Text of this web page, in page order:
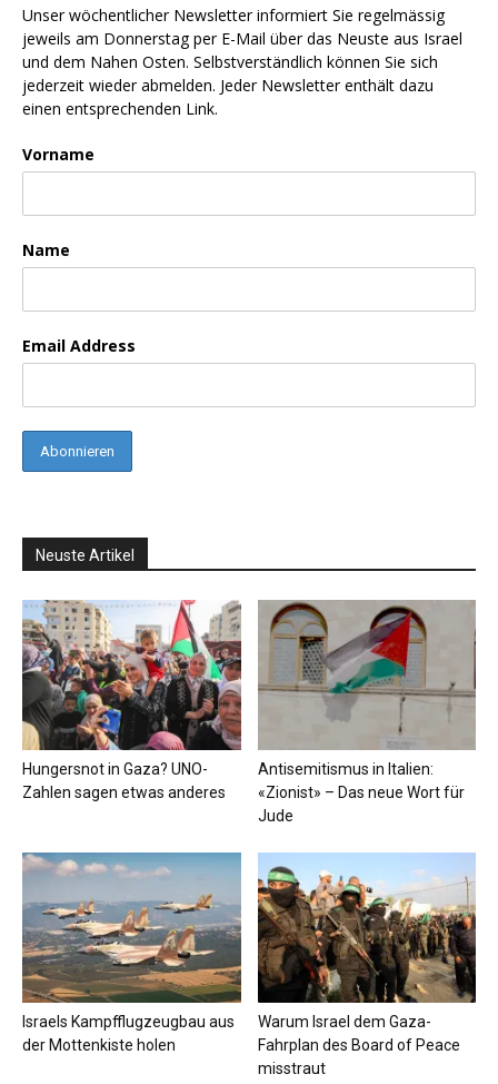
Unser wöchentlicher Newsletter informiert Sie regelmässig
jeweils am Donnerstag per E-Mail über das Neuste aus Israel
und dem Nahen Osten. Selbstverständlich können Sie sich
jederzeit wieder abmelden. Jeder Newsletter enthält dazu
einen entsprechenden Link.
Vorname
Name
Email Address
Neuste Artikel
Hungersnot in Gaza? UNO-
Zahlen sagen etwas anderes
Antisemitismus in Italien:
«Zionist» – Das neue Wort für
Jude
Israels Kampfflugzeugbau aus
der Mottenkiste holen
Warum Israel dem Gaza-
Fahrplan des Board of Peace
misstraut